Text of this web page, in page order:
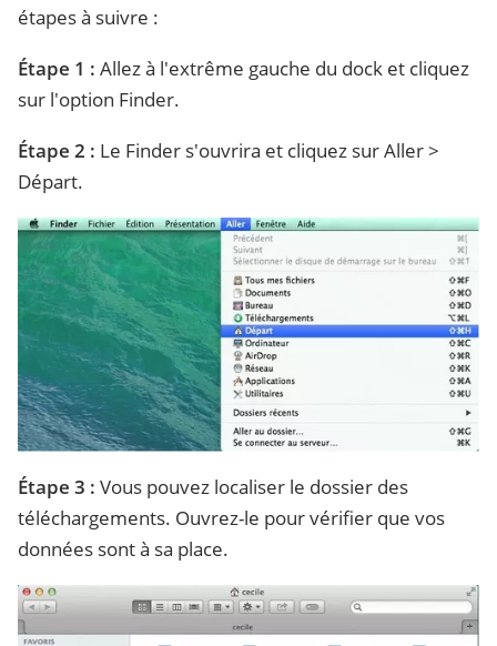
étapes à suivre :
Étape 1 : Allez à l'extrême gauche du dock et cliquez
sur l'option Finder.
Étape 2 : Le Finder s'ouvrira et cliquez sur Aller >
Départ.
Étape 3 : Vous pouvez localiser le dossier des
téléchargements. Ouvrez-le pour vérifier que vos
données sont à sa place.